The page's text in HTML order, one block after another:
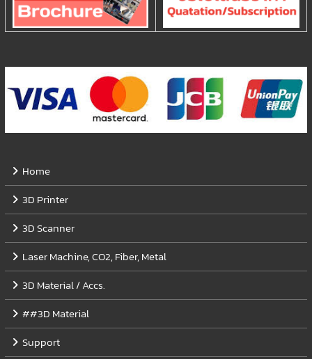
Home
3D Printer
3D Scanner
Laser Machine, CO2, Fiber, Metal
3D Material / Accs.
##3D Material
Support